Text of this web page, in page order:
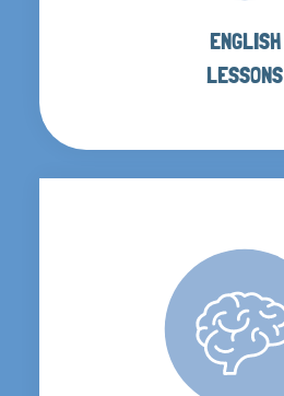
ENGLISH
LESSONS